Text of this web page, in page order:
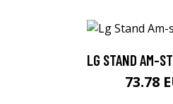
LG STAND AM-
73.78